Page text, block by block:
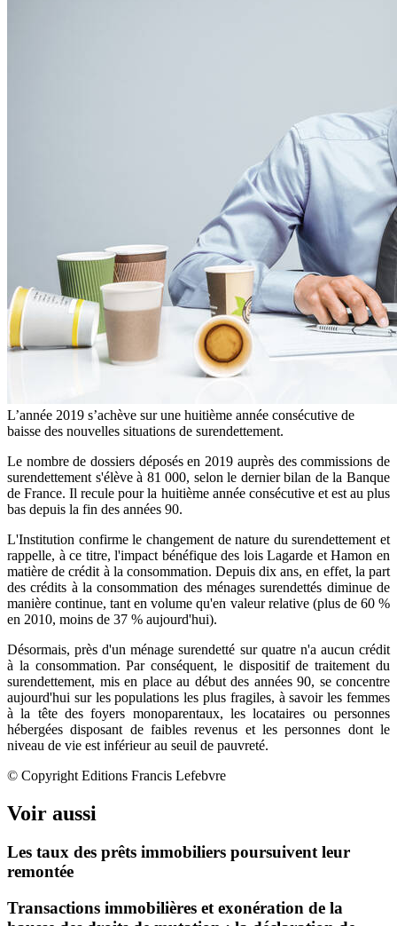
L’année 2019 s’achève sur une huitième année consécutive de
baisse des nouvelles situations de surendettement.
Le nombre de dossiers déposés en 2019 auprès des commissions de
surendettement s'élève à 81 000, selon le dernier bilan de la Banque
de France. Il recule pour la huitième année consécutive et est au plus
bas depuis la fin des années 90.
L'Institution confirme le changement de nature du surendettement et
rappelle, à ce titre, l'impact bénéfique des lois Lagarde et Hamon en
matière de crédit à la consommation. Depuis dix ans, en effet, la part
des crédits à la consommation des ménages surendettés diminue de
manière continue, tant en volume qu'en valeur relative (plus de 60 %
en 2010, moins de 37 % aujourd'hui).
Désormais, près d'un ménage surendetté sur quatre n'a aucun crédit
à la consommation. Par conséquent, le dispositif de traitement du
surendettement, mis en place au début des années 90, se concentre
aujourd'hui sur les populations les plus fragiles, à savoir les femmes
à la tête des foyers monoparentaux, les locataires ou personnes
hébergées disposant de faibles revenus et les personnes dont le
niveau de vie est inférieur au seuil de pauvreté.
© Copyright Editions Francis Lefebvre
Voir aussi
Les taux des prêts immobiliers poursuivent leur
remontée
Transactions immobilières et exonération de la